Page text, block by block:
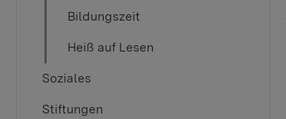
Bildungszeit
Heiß auf Lesen
Soziales
Stiftungen